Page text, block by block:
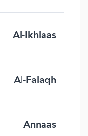
Al-Ikhlaas
Al-Falaqh
Annaas